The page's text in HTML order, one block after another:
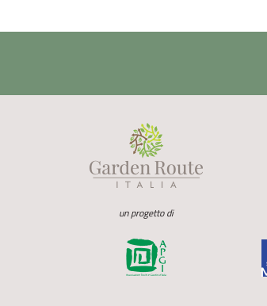
un progetto di